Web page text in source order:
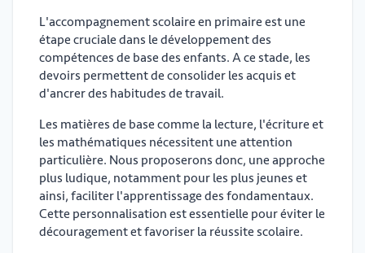
L'accompagnement scolaire en primaire est une
étape cruciale dans le développement des
compétences de base des enfants. A ce stade, les
devoirs permettent de consolider les acquis et
d'ancrer des habitudes de travail.
Les matières de base comme la lecture, l'écriture et
les mathématiques nécessitent une attention
particulière. Nous proposerons donc, une approche
plus ludique, notamment pour les plus jeunes et
ainsi, faciliter l'apprentissage des fondamentaux.
Cette personnalisation est essentielle pour éviter le
découragement et favoriser la réussite scolaire.